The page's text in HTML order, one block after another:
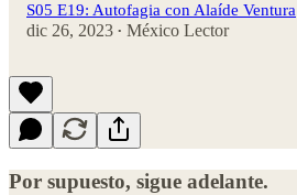
S05 E19: Autofagia con Alaíde Ventura
dic 26, 2023 • México Lector
Por supuesto, sigue adelante.